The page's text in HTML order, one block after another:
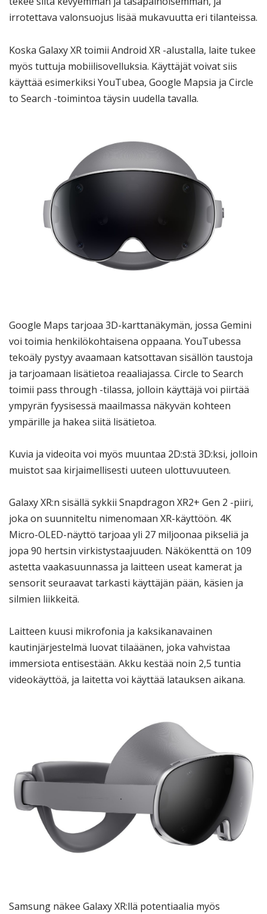
irrotettava valonsuojus lisää mukavuutta eri tilanteissa.
Koska Galaxy XR toimii Android XR -alustalla, laite tukee
myös tuttuja mobiilisovelluksia. Käyttäjät voivat siis
käyttää esimerkiksi YouTubea, Google Mapsia ja Circle
to Search -toimintoa täysin uudella tavalla.
Google Maps tarjoaa 3D-karttanäkymän, jossa Gemini
voi toimia henkilökohtaisena oppaana. YouTubessa
tekoäly pystyy avaamaan katsottavan sisällön taustoja
ja tarjoamaan lisätietoa reaaliajassa. Circle to Search
toimii pass through -tilassa, jolloin käyttäjä voi piirtää
ympyrän fyysisessä maailmassa näkyvän kohteen
ympärille ja hakea siitä lisätietoa.
Kuvia ja videoita voi myös muuntaa 2D:stä 3D:ksi, jolloin
muistot saa kirjaimellisesti uuteen ulottuvuuteen.
Galaxy XR:n sisällä sykkii Snapdragon XR2+ Gen 2 -piiri,
joka on suunniteltu nimenomaan XR-käyttöön. 4K
Micro-OLED-näyttö tarjoaa yli 27 miljoonaa pikseliä ja
jopa 90 hertsin virkistystaajuuden. Näkökenttä on 109
astetta vaakasuunnassa ja laitteen useat kamerat ja
sensorit seuraavat tarkasti käyttäjän pään, käsien ja
silmien liikkeitä.
Laitteen kuusi mikrofonia ja kaksikanavainen
kautinjärjestelmä luovat tilaäänen, joka vahvistaa
immersiota entisestään. Akku kestää noin 2,5 tuntia
videokäyttöä, ja laitetta voi käyttää latauksen aikana.
Samsung näkee Galaxy XR:llä potentiaalia myös